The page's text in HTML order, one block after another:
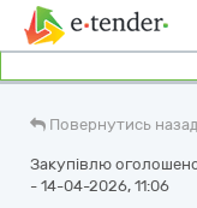
Повернутись назад
Закупівлю
- 14-04-2026, 11:06